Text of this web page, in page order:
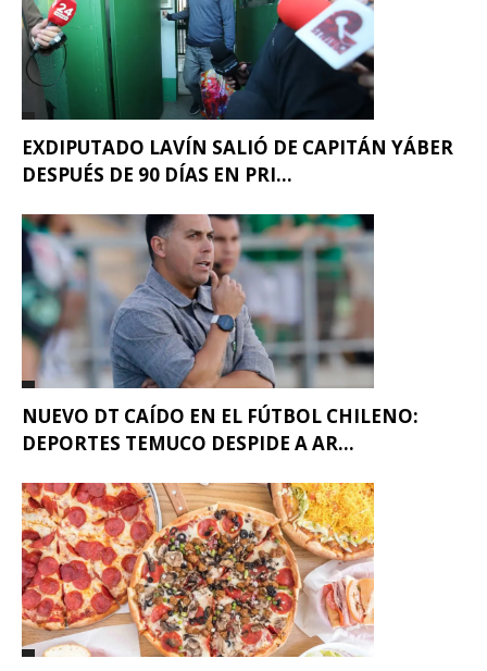
EXDIPUTADO LAVÍN SALIÓ DE CAPITÁN YÁBER
DESPUÉS DE 90 DÍAS EN PRI...
NUEVO DT CAÍDO EN EL FÚTBOL CHILENO:
DEPORTES TEMUCO DESPIDE A AR...